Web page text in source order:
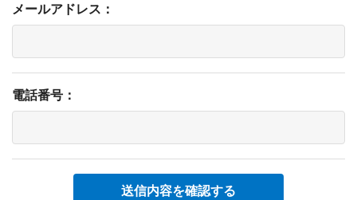
メールアドレス：
電話番号：
送信内容を確認する